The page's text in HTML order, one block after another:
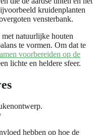
kruidenplanten
vensterbank.
natuurlijke houten
te vormen. Om dat te
voorbereiden op de
lichte en heldere sfeer.
hebben op hoe de